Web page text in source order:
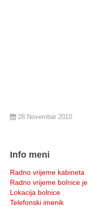
28 Novembar 2010
Info meni
Radno vrijeme kabineta
Radno vrijeme bolnice
Lokacija bolnice
Telefonski imenik